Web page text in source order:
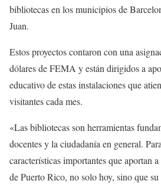
bibliotecas en los municipios de
Juan.
Estos proyectos contaron con una
dólares de FEMA y están dirigidos a
educativo de estas instalaciones que
visitantes cada mes.
«Las bibliotecas son herramientas
docentes y la ciudadanía en general.
características importantes que aportan
de Puerto Rico, no solo hoy, sino que